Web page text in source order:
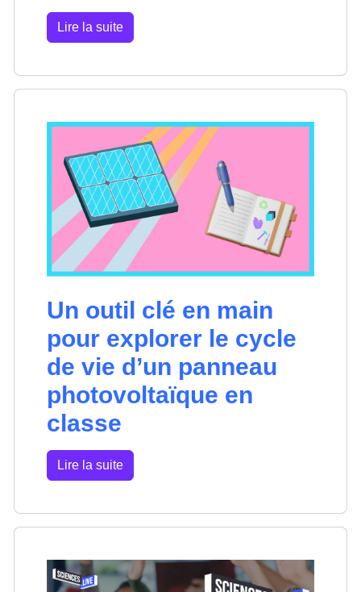
Lire la suite
Un outil clé en main
pour explorer le cycle
de vie d’un panneau
photovoltaïque en
classe
Lire la suite